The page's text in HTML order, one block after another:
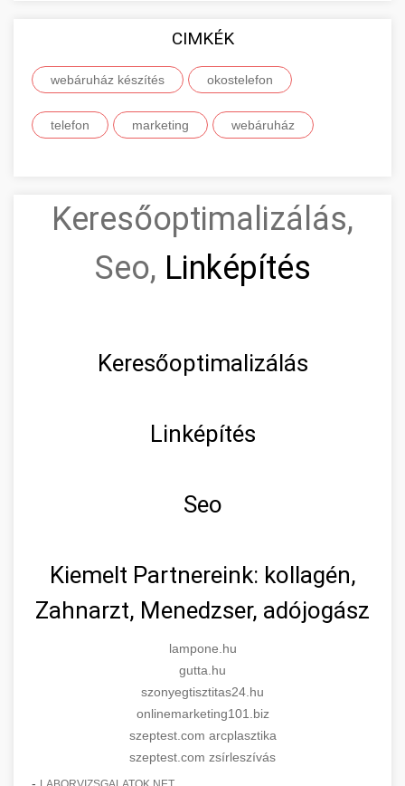
CIMKÉK
webáruház készítés okostelefon
telefon marketing webáruház
Keresőoptimalizálás,
Seo, Linképítés
Keresőoptimalizálás
Linképítés
Seo
Kiemelt Partnereink: kollagén,
Zahnarzt, Menedzser, adójogász
lampone.hu
gutta.hu
szonyegtisztitas24.hu
onlinemarketing101.biz
szeptest.com arcplasztika
szeptest.com zsírleszívás